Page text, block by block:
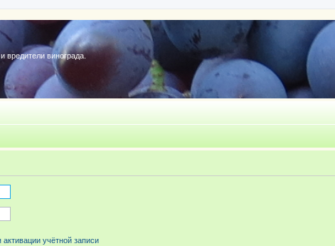
вредители винограда.
учётной записи